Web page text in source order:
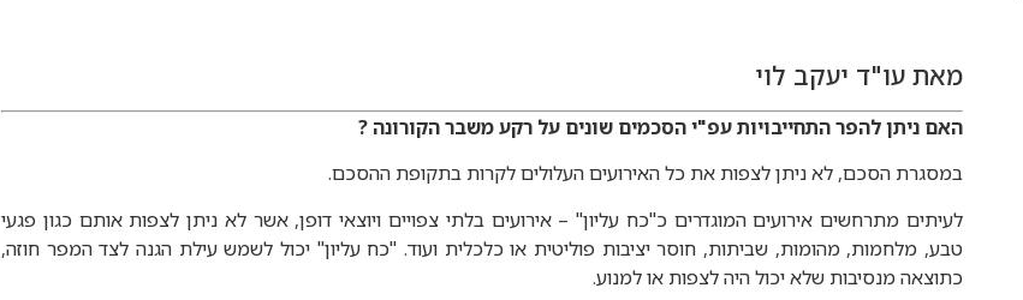
מאת עו"ד יעקב לוי
האם ניתן להפר התחייבויות עפ"י הסכמים שונים על רקע משבר הקורונה ?
במסגרת הסכם, לא ניתן לצפות את כל האירועים העלולים לקרות בתקופת ההסכם.
לעיתים מתרחשים אירועים המוגדרים כ"כח עליון" – אירועים בלתי צפויים ויוצאי דופן, אשר לא ניתן לצפות אותם כגון פגעי
טבע, מלחמות, מהומות, שביתות, חוסר יציבות פוליטית או כלכלית ועוד. "כח עליון" יכול לשמש עילת הגנה לצד המפר חוזה,
כתוצאה מנסיבות שלא יכול היה לצפות או למנוע.